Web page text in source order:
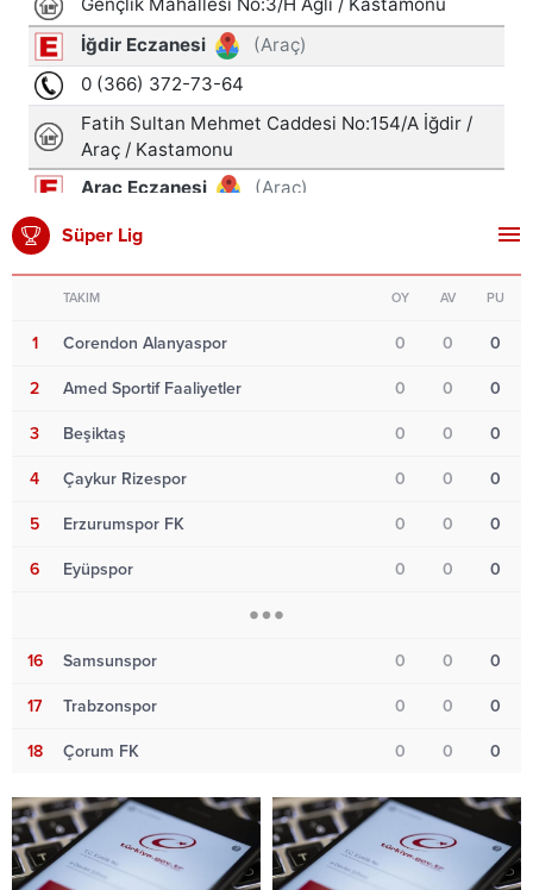
Süper Lig
TAKIM OY AV PU
1 Corendon Alanyaspor 0 0 0
2 Amed Sportif Faaliyetler 0 0 0
3 Beşiktaş 0 0 0
4 Çaykur Rizespor 0 0 0
5 Erzurumspor FK 0 0 0
6 Eyüpspor 0 0 0
16 Samsunspor 0 0 0
17 Trabzonspor 0 0 0
18 Çorum FK 0 0 0